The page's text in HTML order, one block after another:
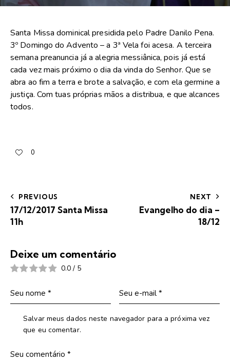
Santa Missa dominical presidida pelo Padre Danilo Pena.
3º Domingo do Advento – a 3ª Vela foi acesa. A terceira
semana preanuncia já a alegria messiânica, pois já está
cada vez mais próximo o dia da vinda do Senhor. Que se
abra ao fim a terra e brote a salvação, e com ela germine a
justiça. Com tuas próprias mãos a distribua, e que alcances
todos.
0
PREVIOUS
17/12/2017 Santa Missa
11h
NEXT
Evangelho do dia –
18/12
Deixe um comentário
0.0 / 5
Salvar meus dados neste navegador para a próxima vez
que eu comentar.